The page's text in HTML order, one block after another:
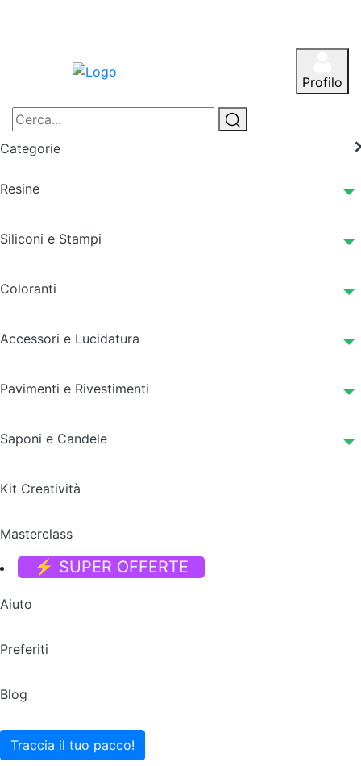
Profilo
Categorie
Resine
Siliconi e Stampi
Coloranti
Accessori e Lucidatura
Pavimenti e Rivestimenti
Saponi e Candele
Kit Creatività
Masterclass
⚡ SUPER OFFERTE
Aiuto
Preferiti
Blog
Traccia il tuo pacco!